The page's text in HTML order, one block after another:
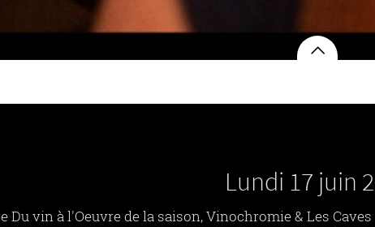
Lundi 17 juin
Du vin à l'Oeuvre de la saison, Vinochromie & Les